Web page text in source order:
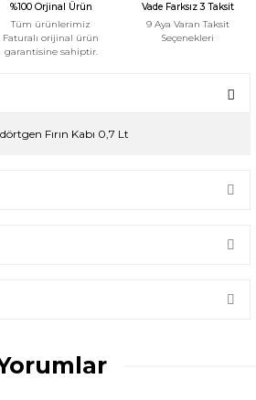
%100 Orjinal Ürün
Tüm ürünlerimiz
Faturalı orijinal ürün
garantisine sahiptir.
Vade Farksız 3 Taksit
9 Aya Varan Taksit
Seçenekleri
Fırın Kabı 0,7 Lt
yorumunuzla başkalarının doğru seçim
noktaları öneri formunu